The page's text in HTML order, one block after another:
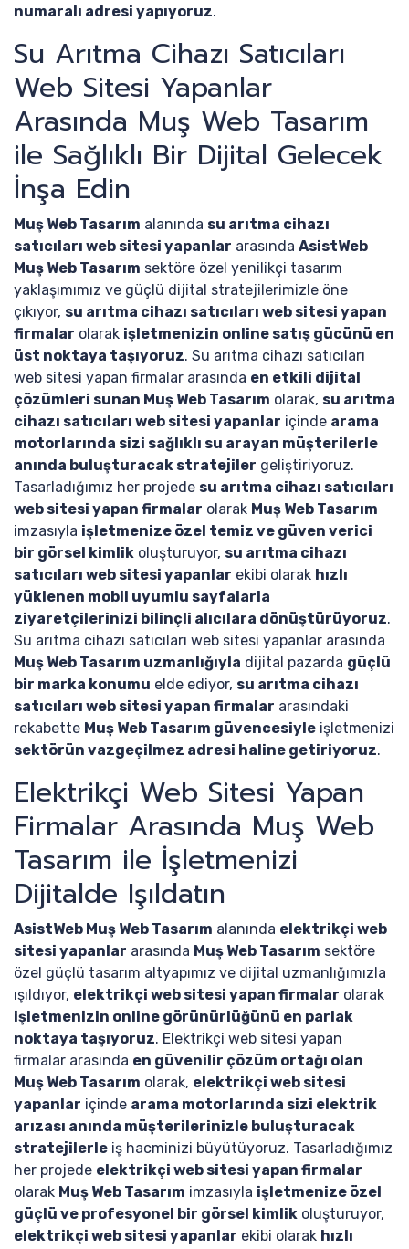
numaralı adresi yapıyoruz.
Su Arıtma Cihazı Satıcıları
Web Sitesi Yapanlar
Arasında Muş Web Tasarım
ile Sağlıklı Bir Dijital Gelecek
İnşa Edin
Muş Web Tasarım alanında su arıtma cihazı
satıcıları web sitesi yapanlar arasında AsistWeb
Muş Web Tasarım sektöre özel yenilikçi tasarım
yaklaşımımız ve güçlü dijital stratejilerimizle öne
çıkıyor, su arıtma cihazı satıcıları web sitesi yapan
firmalar olarak işletmenizin online satış gücünü en
üst noktaya taşıyoruz. Su arıtma cihazı satıcıları
web sitesi yapan firmalar arasında en etkili dijital
çözümleri sunan Muş Web Tasarım olarak, su arıtma
cihazı satıcıları web sitesi yapanlar içinde arama
motorlarında sizi sağlıklı su arayan müşterilerle
anında buluşturacak stratejiler geliştiriyoruz.
Tasarladığımız her projede su arıtma cihazı satıcıları
web sitesi yapan firmalar olarak Muş Web Tasarım
imzasıyla işletmenize özel temiz ve güven verici
bir görsel kimlik oluşturuyor, su arıtma cihazı
satıcıları web sitesi yapanlar ekibi olarak hızlı
yüklenen mobil uyumlu sayfalarla
ziyaretçilerinizi bilinçli alıcılara dönüştürüyoruz.
Su arıtma cihazı satıcıları web sitesi yapanlar arasında
Muş Web Tasarım uzmanlığıyla dijital pazarda güçlü
bir marka konumu elde ediyor, su arıtma cihazı
satıcıları web sitesi yapan firmalar arasındaki
rekabette Muş Web Tasarım güvencesiyle işletmenizi
sektörün vazgeçilmez adresi haline getiriyoruz.
Elektrikçi Web Sitesi Yapan
Firmalar Arasında Muş Web
Tasarım ile İşletmenizi
Dijitalde Işıldatın
AsistWeb Muş Web Tasarım alanında elektrikçi web
sitesi yapanlar arasında Muş Web Tasarım sektöre
özel güçlü tasarım altyapımız ve dijital uzmanlığımızla
ışıldıyor, elektrikçi web sitesi yapan firmalar olarak
işletmenizin online görünürlüğünü en parlak
noktaya taşıyoruz. Elektrikçi web sitesi yapan
firmalar arasında en güvenilir çözüm ortağı olan
Muş Web Tasarım olarak, elektrikçi web sitesi
yapanlar içinde arama motorlarında sizi elektrik
arızası anında müşterilerinizle buluşturacak
stratejilerle iş hacminizi büyütüyoruz. Tasarladığımız
her projede elektrikçi web sitesi yapan firmalar
olarak Muş Web Tasarım imzasıyla işletmenize özel
güçlü ve profesyonel bir görsel kimlik oluşturuyor,
elektrikçi web sitesi yapanlar ekibi olarak hızlı